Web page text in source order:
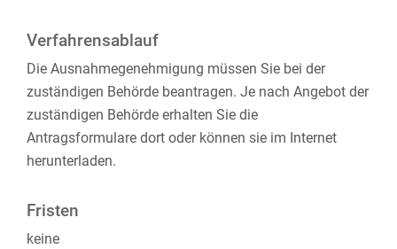
Verfahrensablauf
Die Ausnahmegenehmigung müssen Sie bei der
zuständigen Behörde beantragen. Je nach Angebot der
zuständigen Behörde erhalten Sie die
Antragsformulare dort oder können sie im Internet
herunterladen.
Fristen
keine